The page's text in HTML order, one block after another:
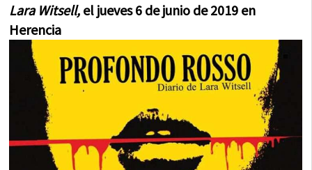
Lara Witsell, el jueves 6 de junio de 2019 en
Herencia